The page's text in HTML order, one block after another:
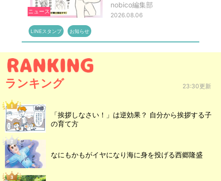
ニュース
nobico編集部
2026.08.06
LINEスタンプ お知らせ
ランキング 23:30更新
「挨拶しなさい！」は逆効果？ 自分から挨拶する子
の育て方
なにもかもがイヤになり海に身を投げる西郷隆盛